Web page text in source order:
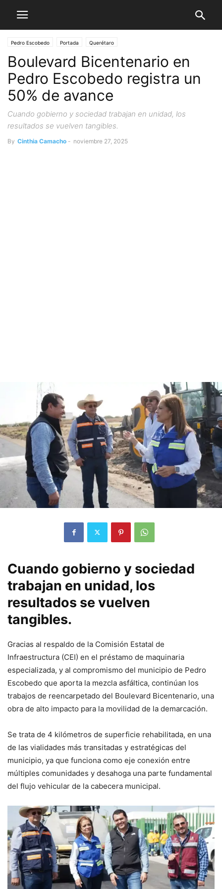
Pedro Escobedo Portada Querétaro
Boulevard Bicentenario en
Pedro Escobedo registra un
50% de avance
Cuando gobierno y sociedad trabajan en unidad, los
resultados se vuelven tangibles.
By Cinthia Camacho - noviembre 27, 2025
Cuando gobierno y sociedad
trabajan en unidad, los
resultados se vuelven
tangibles.
Gracias al respaldo de la Comisión Estatal de
Infraestructura (CEI) en el préstamo de maquinaria
especializada, y al compromismo del municipio de Pedro
Escobedo que aporta la mezcla asfáltica, continúan los
trabajos de reencarpetado del Boulevard Bicentenario, una
obra de alto impacto para la movilidad de la demarcación.
Se trata de 4 kilómetros de superficie rehabilitada, en una
de las vialidades más transitadas y estratégicas del
municipio, ya que funciona como eje conexión entre
múltiples comunidades y desahoga una parte fundamental
del flujo vehicular de la cabecera municipal.